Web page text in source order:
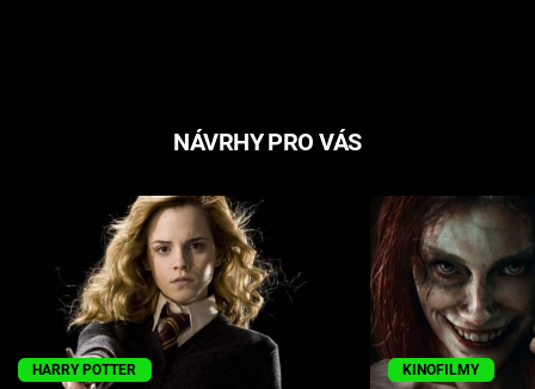
NÁVRHY PRO VÁS
HARRY POTTER KINOFILMY